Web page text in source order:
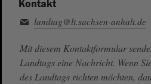
Kontakt
landtag@lt.sachsen-anhalt.de
Mit diesem Kontaktformular
Landtags eine Nachricht. Wenn
des Landtags richten möchten,